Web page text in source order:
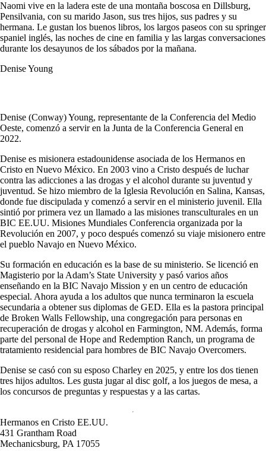
Naomi vive en la ladera este de una montaña boscosa en Dillsburg,
Pensilvania, con su marido Jason, sus tres hijos, sus padres y su
hermana. Le gustan los buenos libros, los largos paseos con su springer
spaniel inglés, las noches de cine en familia y las largas conversaciones
durante los desayunos de los sábados por la mañana.
Denise Young
Denise (Conway) Young, representante de la Conferencia del Medio
Oeste, comenzó a servir en la Junta de la Conferencia General en
2022.
Denise es misionera estadounidense asociada de los Hermanos en
Cristo en Nuevo México. En 2003 vino a Cristo después de luchar
contra las adicciones a las drogas y el alcohol durante su juventud y
juventud. Se hizo miembro de la Iglesia Revolución en Salina, Kansas,
donde fue discipulada y comenzó a servir en el ministerio juvenil. Ella
sintió por primera vez un llamado a las misiones transculturales en un
BIC EE.UU. Misiones Mundiales Conferencia organizada por la
Revolución en 2007, y poco después comenzó su viaje misionero entre
el pueblo Navajo en Nuevo México.
Su formación en educación es la base de su ministerio. Se licenció en
Magisterio por la Adam’s State University y pasó varios años
enseñando en la BIC Navajo Mission y en un centro de educación
especial. Ahora ayuda a los adultos que nunca terminaron la escuela
secundaria a obtener sus diplomas de GED. Ella es la pastora principal
de Broken Walls Fellowship, una congregación para personas en
recuperación de drogas y alcohol en Farmington, NM. Además, forma
parte del personal de Hope and Redemption Ranch, un programa de
tratamiento residencial para hombres de BIC Navajo Overcomers.
Denise se casó con su esposo Charley en 2025, y entre los dos tienen
tres hijos adultos. Les gusta jugar al disc golf, a los juegos de mesa, a
los concursos de preguntas y respuestas y a las cartas.
Hermanos en Cristo EE.UU.
431 Grantham Road
Mechanicsburg, PA 17055